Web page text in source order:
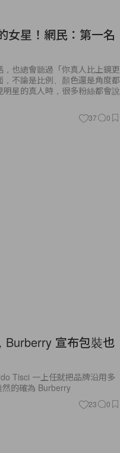
女星！網民：第一名
也總會聽過「你真人比上鏡更
不論是比例、顏色還是角度都
星的真人時，很多粉絲都會說
37 0
Burberry 宣布包裝也
Tisci 一上任就把品牌沿用多
的確為 Burberry
23 0